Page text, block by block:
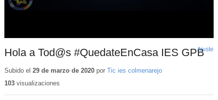
Hola a Tod@s #QuedateEnCasa IES GPBAjuste
Subido el 29 de marzo de 2020por Tic ies colmenarejo
103visualizaciones